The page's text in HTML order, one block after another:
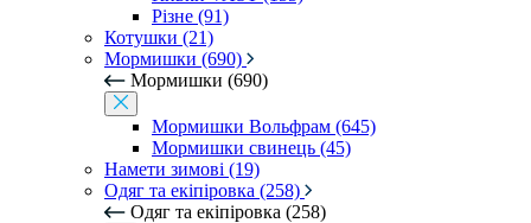
Різне (91)
Котушки (21)
Мормишки (690)
Мормишки (690)
Мормишки Вольфрам (645)
Мормишки свинець (45)
Намети зимові (19)
Одяг та екіпіровка (258)
Одяг та екіпіровка (258)